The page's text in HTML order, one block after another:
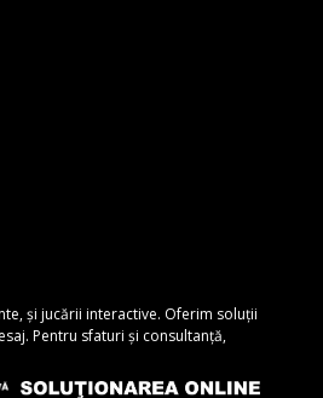
și jucării interactive. Oferim soluții
Pentru sfaturi și consultanță,